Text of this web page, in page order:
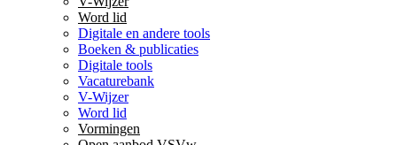
Word lid
Digitale en andere tools
Boeken & publicaties
Digitale tools
Vacaturebank
V-Wijzer
Word lid
Vormingen